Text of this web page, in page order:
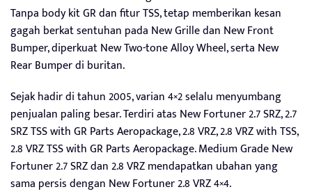
Tanpa body kit GR dan fitur TSS, tetap memberikan kesan
gagah berkat sentuhan pada New Grille dan New Front
Bumper, diperkuat New Two-tone Alloy Wheel, serta New
Rear Bumper di buritan.
Sejak hadir di tahun 2005, varian 4×2 selalu menyumbang
penjualan paling besar. Terdiri atas New Fortuner 2.7 SRZ, 2.7
SRZ TSS with GR Parts Aeropackage, 2.8 VRZ, 2.8 VRZ with TSS,
2.8 VRZ TSS with GR Parts Aeropackage. Medium Grade New
Fortuner 2.7 SRZ dan 2.8 VRZ mendapatkan ubahan yang
sama persis dengan New Fortuner 2.8 VRZ 4×4.